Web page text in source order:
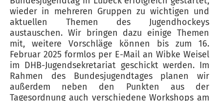
wieder in mehreren Gruppen zu wichtigen und
aktuellen Themen des Jugendhockeys
austauschen. Wir bringen dazu einige Themen
mit, weitere Vorschläge können bis zum 16.
Februar 2025 formlos per E-Mail an Wibke Weisel
im DHB-Jugendsekretariat geschickt werden. Im
Rahmen des Bundesjugendtages planen wir
außerdem neben den Punkten aus der
Tagesordnung auch verschiedene Workshops am